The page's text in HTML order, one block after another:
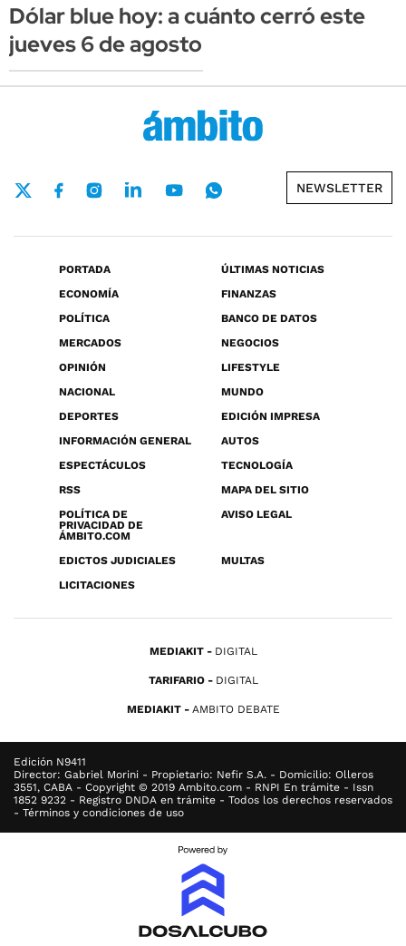
Dólar blue hoy: a cuánto cerró este
jueves 6 de agosto
NEWSLETTER
PORTADA
ÚLTIMAS NOTICIAS
ECONOMÍA
FINANZAS
POLÍTICA
BANCO DE DATOS
MERCADOS
NEGOCIOS
OPINIÓN
LIFESTYLE
NACIONAL
MUNDO
DEPORTES
EDICIÓN IMPRESA
INFORMACIÓN GENERAL
AUTOS
ESPECTÁCULOS
TECNOLOGÍA
RSS
MAPA DEL SITIO
POLÍTICA DE
PRIVACIDAD DE
ÁMBITO.COM
AVISO LEGAL
EDICTOS JUDICIALES
MULTAS
LICITACIONES
MEDIAKIT DIGITAL
TARIFARIO DIGITAL
MEDIAKIT AMBITO DEBATE
Edición N9411
Director: Gabriel Morini - Propietario: Nefir S.A. - Domicilio: Olleros
3551, CABA - Copyright © 2019 Ambito.com - RNPI En trámite - Issn
1852 9232 - Registro DNDA en trámite - Todos los derechos reservados
- Términos y condiciones de uso